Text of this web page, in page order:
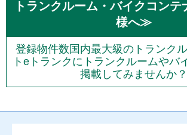
トランクルーム・バイクコン
様へ≫
登録物件数国内最大級のトランク
トeトランクにトランクルームやバ
掲載してみませんか？